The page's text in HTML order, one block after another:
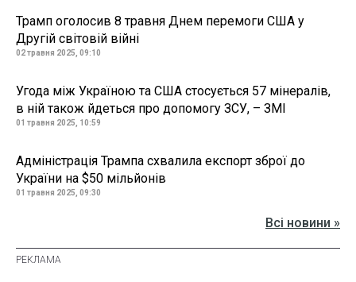
Трамп оголосив 8 травня Днем перемоги США у
Другій світовій війні
02 травня 2025, 09:10
Угода між Україною та США стосується 57 мінералів,
в ній також йдеться про допомогу ЗСУ, – ЗМІ
01 травня 2025, 10:59
Адміністрація Трампа схвалила експорт зброї до
України на $50 мільйонів
01 травня 2025, 09:30
Всі новини »